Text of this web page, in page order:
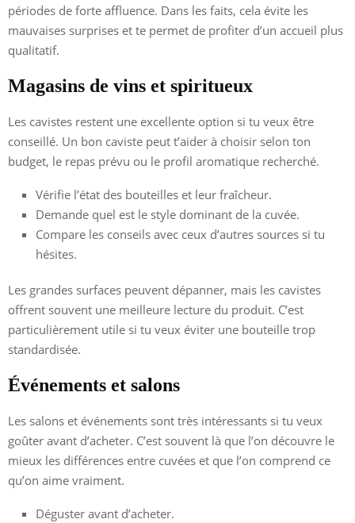
périodes de forte affluence. Dans les faits, cela évite les
mauvaises surprises et te permet de profiter d’un accueil plus
qualitatif.
Magasins de vins et spiritueux
Les cavistes restent une excellente option si tu veux être
conseillé. Un bon caviste peut t’aider à choisir selon ton
budget, le repas prévu ou le profil aromatique recherché.
Vérifie l’état des bouteilles et leur fraîcheur.
Demande quel est le style dominant de la cuvée.
Compare les conseils avec ceux d’autres sources si tu
hésites.
Les grandes surfaces peuvent dépanner, mais les cavistes
offrent souvent une meilleure lecture du produit. C’est
particulièrement utile si tu veux éviter une bouteille trop
standardisée.
Événements et salons
Les salons et événements sont très intéressants si tu veux
goûter avant d’acheter. C’est souvent là que l’on découvre le
mieux les différences entre cuvées et que l’on comprend ce
qu’on aime vraiment.
Déguster avant d’acheter.